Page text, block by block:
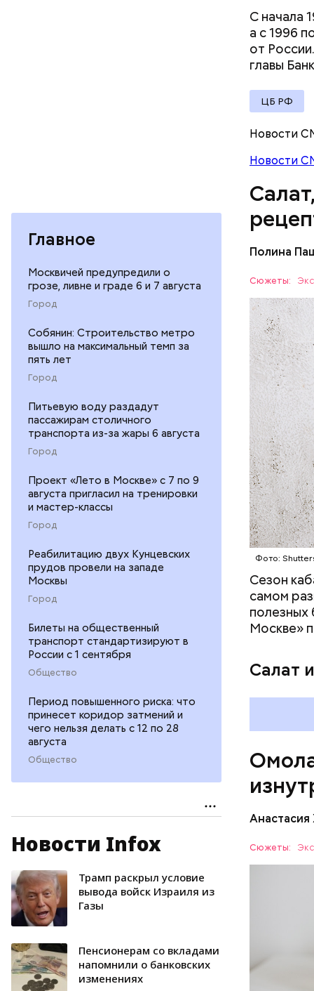
Главное
Москвичей предупредили о
грозе, ливне и граде 6 и 7 августа
Город
Собянин: Строительство метро
вышло на максимальный темп за
пять лет
Город
Питьевую воду раздадут
пассажирам столичного
транспорта из-за жары 6 августа
Город
Проект «Лето в Москве» с 7 по 9
августа пригласил на тренировки
и мастер-классы
Город
Реабилитацию двух Кунцевских
прудов провели на западе
Москвы
Город
Билеты на общественный
транспорт стандартизируют в
России с 1 сентября
Общество
Период повышенного риска: что
принесет коридор затмений и
чего нельзя делать с 12 по 28
августа
Общество
Новости Infox
Трамп раскрыл условие
вывода войск Израиля из
Газы
Пенсионерам со вкладами
напомнили о банковских
изменениях
С начала
а с 1996
от
главы
ЦБ РФ
Новости
Новости
Полина
Сюжеты:
Фото:
Сезон
самом
полезных
Москве»
Салат
ЕДА
Сюжеты:
Дыня
кожи;
плода.
ряда
лютеин
наше
калий
— В
Вред
Как поменять батареи дома и